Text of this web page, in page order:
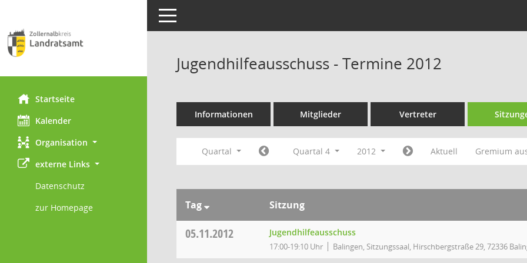
Startseite
Kalender
Organisation
externe Links
Datenschutz
zur Homepage
Toggle navigation
Jugendhilfeausschuss - Termine 2012
Informationen Mitglieder Vertreter
Quartal Quartal 4 2012 Aktuell Gremium
Tag Sitzung
05.11.2012 Jugendhilfeausschuss
17:00-19:10 Uhr Balingen, Sitzungssaal, Hirschbergstraße 29, 72336